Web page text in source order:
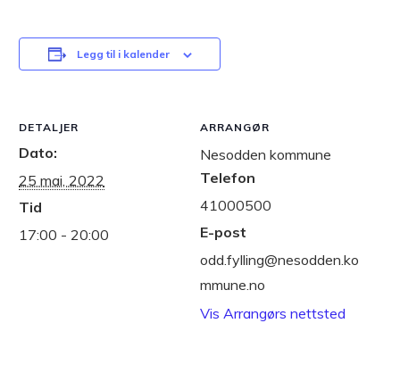
Legg til i kalender
DETALJER
Dato:
25 mai, 2022
Tid
17:00 - 20:00
ARRANGØR
Nesodden kommune
Telefon
41000500
E-post
odd.fylling@nesodden.ko
mmune.no
Vis Arrangørs nettsted